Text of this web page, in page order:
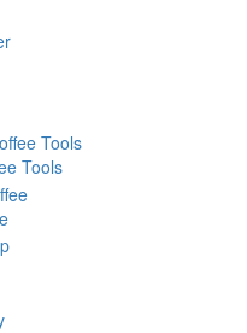
Tools